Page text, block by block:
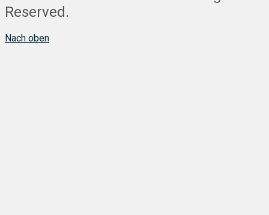
Reserved.
Nach oben